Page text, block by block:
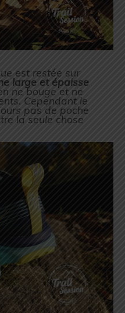
est restée sur
large et épaisse
ne bouge et ne
Cependant le
pas de poche
la seule chose